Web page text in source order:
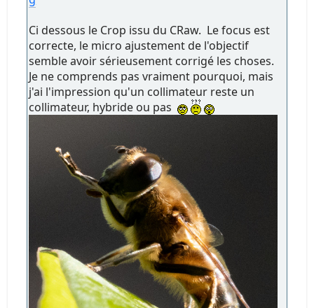
Ci dessous le Crop issu du CRaw. Le focus est
correcte, le micro ajustement de l'objectif
semble avoir sérieusement corrigé les choses.
Je ne comprends pas vraiment pourquoi, mais
j'ai l'impression qu'un collimateur reste un
collimateur, hybride ou pas